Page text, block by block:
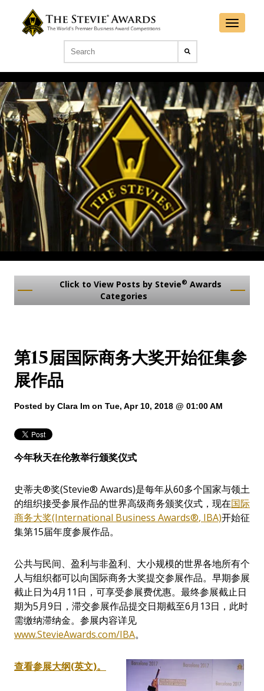
Click to View Posts by Stevie® Awards
Categories
第15届国际商务大奖开始征集参
展作品
Posted by Clara Im on Tue, Apr 10, 2018 @ 01:00 AM
今年秋天在伦敦举行颁奖仪式
史蒂夫®奖(Stevie® Awards)是每年从60多个国家与领土
的组织接受参展作品的世界高级商务颁奖仪式，现在国际
商务大奖(International Business Awards®, IBA)开始征
集第15届年度参展作品。
公共与民间、盈利与非盈利、大小规模的世界各地所有个
人与组织都可以向国际商务大奖提交参展作品。早期参展
截止日为4月11日，可享受参展费优惠。最终参展截止日
期为5月9日，滞交参展作品提交日期截至6月13日，此时
需缴纳滞纳金。参展内容详见
www.StevieAwards.com/IBA。
查看参展大纲(英文)。